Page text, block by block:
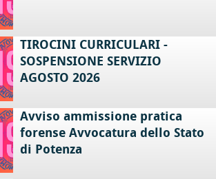
TIROCINI CURRICULARI -
SOSPENSIONE SERVIZIO
AGOSTO 2026
Avviso ammissione pratica
forense Avvocatura dello Stato
di Potenza